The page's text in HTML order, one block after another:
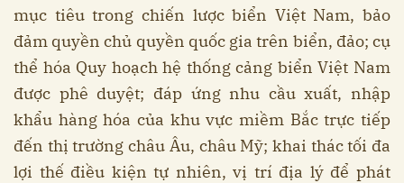
mục tiêu trong chiến lược biển Việt Nam, bảo
đảm quyền chủ quyền quốc gia trên biển, đảo; cụ
thể hóa Quy hoạch hệ thống cảng biển Việt Nam
được phê duyệt; đáp ứng nhu cầu xuất, nhập
khẩu hàng hóa của khu vực miềm Bắc trực tiếp
đến thị trường châu Âu, châu Mỹ; khai thác tối đa
lợi thế điều kiện tự nhiên, vị trí địa lý để phát